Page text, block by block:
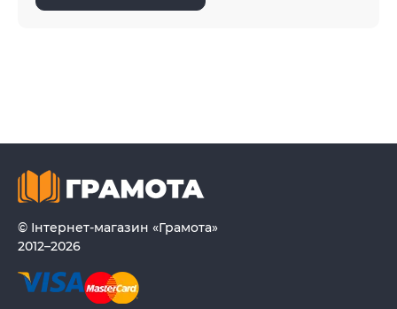
© Інтернет-магазин «Грамота»
2012–2026